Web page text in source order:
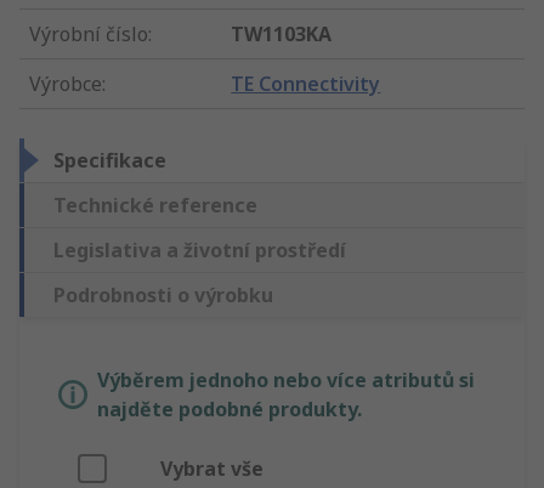
Výrobní číslo:
TW1103KA
Výrobce: TE Connectivity
Specifikace
Technické reference
Legislativa a životní prostředí
Podrobnosti o výrobku
Výběrem jednoho nebo více atributů si
najděte podobné produkty.
Vybrat vše